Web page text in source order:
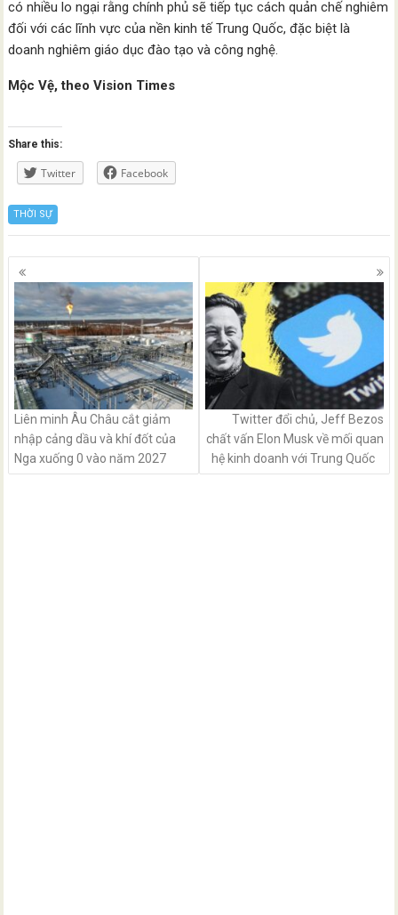
có nhiều lo ngại rằng chính phủ sẽ tiếp tục cách quản chế nghiêm
đối với các lĩnh vực của nền kinh tế Trung Quốc, đặc biệt là
doanh nghiêm giáo dục đào tạo và công nghệ.
Mộc Vệ, theo Vision Times
Share this:
Twitter Facebook
THỜI SỰ
Posts
navigation
Liên minh Âu Châu cắt giảm
nhập cảng dầu và khí đốt của
Nga xuống 0 vào năm 2027
Twitter đổi chủ, Jeff Bezos
chất vấn Elon Musk về mối quan
hệ kinh doanh với Trung Quốc